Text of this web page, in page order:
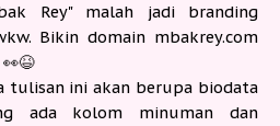
Rey" malah jadi branding
Bikin domain mbakrey.com
tulisan ini akan berupa biodata
ada kolom minuman dan